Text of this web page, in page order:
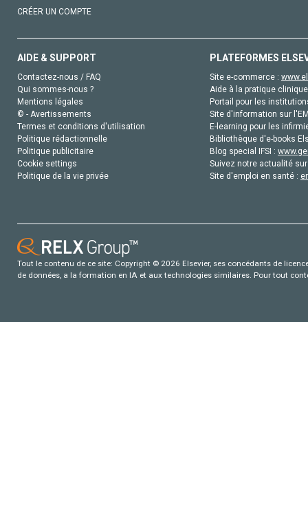
CRÉER UN COMPTE
AIDE & SUPPORT
Contactez-nous / FAQ
Qui sommes-nous ?
Mentions légales
© - Avertissements
Termes et conditions d'utilisation
Politique rédactionnelle
Politique publicitaire
Cookie settings
Politique de la vie privée
PLATEFORMES
Site e-commerce :
Aide à la pratique
Portail pour les
Site d'information sur
E-learning pour les
Bibliothèque d'e-books
Blog special IFSI :
Suivez notre actualité
Site d'emploi en santé :
Tout le contenu de ce site: Copyright © 2026 Elsevier, ses concédants de
de données, a la formation en IA et aux technologies similaires. Pour tout